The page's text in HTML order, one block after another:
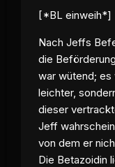
[*BL einweih*]
Nach Jeffs
die
war wütend;
leichter,
dieser
Jeff
von dem er
Die Betazoidin